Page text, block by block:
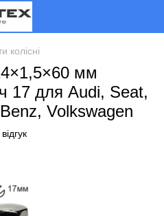
колісні
мм
для Audi, Seat,
Volkswagen